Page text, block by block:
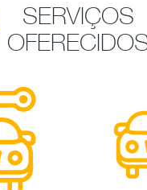
SERVIÇOS